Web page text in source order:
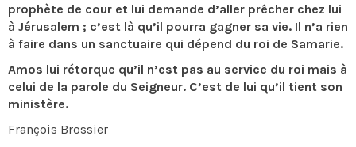
prophète de cour et lui demande d’aller prêcher chez lui
à Jérusalem ; c’est là qu’il pourra gagner sa vie. Il n’a rien
à faire dans un sanctuaire qui dépend du roi de Samarie.
Amos lui rétorque qu’il n’est pas au service du roi mais à
celui de la parole du Seigneur. C’est de lui qu’il tient son
ministère.
François Brossier